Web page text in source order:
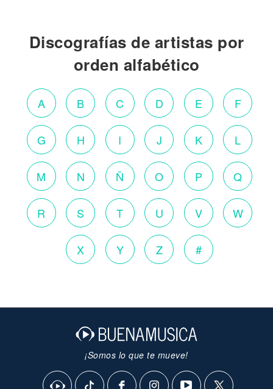
Discografías de artistas por
orden alfabético
A B C D E F
G H I J K L
M N Ñ O P Q
R S T U V W
X Y Z #
¡Somos lo que te mueve!